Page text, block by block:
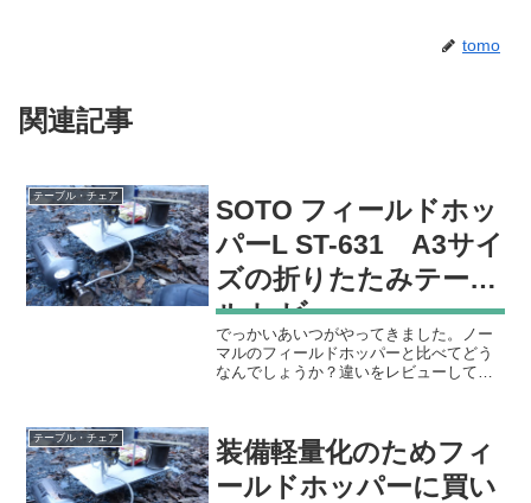
tomo
関連記事
テーブル・チェア
SOTO フィールドホッ
パーL ST-631 A3サイ
ズの折りたたみテーブ
ル レビュー
でっかいあいつがやってきました。ノー
マルのフィールドホッパーと比べてどう
なんでしょうか？違いをレビューしてい
点を比較していく。サイズ...
テーブル・チェア
装備軽量化のためフィ
ールドホッパーに買い